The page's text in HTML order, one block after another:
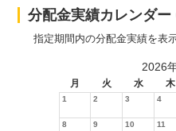
分配金実績カレンダー
指定期間内の分配金実績を表
2026
月 火 水 木
1 2 3 4
8 9 10 11